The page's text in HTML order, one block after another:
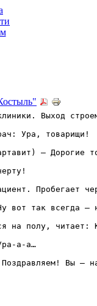
Выход
Ура, товарищи!
– Дорогие
Пробегает
вот так всегда
на полу,
а-а…
Поздравляем! Вы –